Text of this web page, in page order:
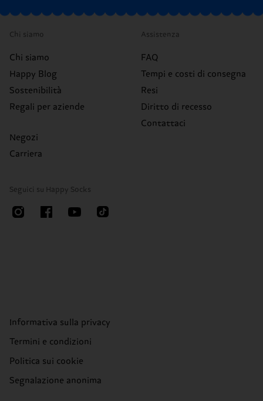
Chi siamo
Chi siamo
Happy Blog
Sostenibilità
Regali per aziende
Negozi
Carriera
Assistenza
FAQ
Tempi e costi di consegna
Resi
Diritto di recesso
Contattaci
Seguici su Happy Socks
Informativa sulla privacy
Termini e condizioni
Politica sui cookie
Segnalazione anonima